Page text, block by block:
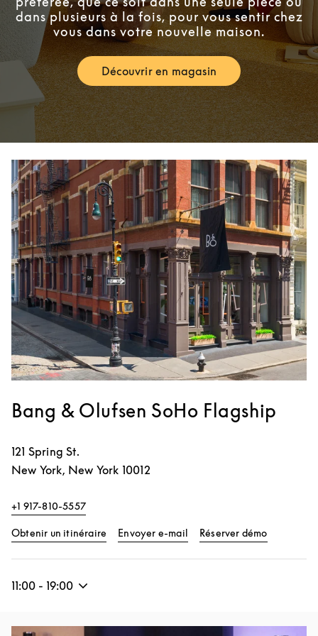
dans plusieurs à la fois, pour vous sentir chez
vous dans votre nouvelle maison.
Découvrir en magasinLink Opens in New Tab
Bang & Olufsen SoHo Flagship
121 Spring St.
New York, New York 10012
+1 917-810-5557
Obtenir un itinéraire Link Opens in New Tab
Envoyer e-mail Réserver démo
11:00 - 19:00